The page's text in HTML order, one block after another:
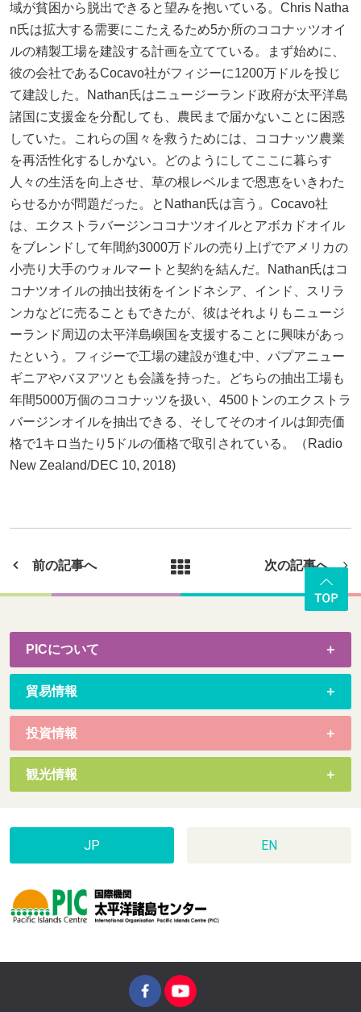
域が貧困から脱出できると望みを抱いている。Chris Natha
n氏は拡大する需要にこたえるため5か所のココナッツオイ
ルの精製工場を建設する計画を立てている。まず始めに、
彼の会社であるCocavo社がフィジーに1200万ドルを投じ
て建設した。Nathan氏はニュージーランド政府が太平洋島
諸国に支援金を分配しても、農民まで届かないことに困惑
していた。これらの国々を救うためには、ココナッツ農業
を再活性化するしかない。どのようにしてここに暮らす
人々の生活を向上させ、草の根レベルまで恩恵をいきわた
らせるかが問題だった。とNathan氏は言う。Cocavo社
は、エクストラバージンココナツオイルとアボカドオイル
をブレンドして年間約3000万ドルの売り上げでアメリカの
小売り大手のウォルマートと契約を結んだ。Nathan氏はコ
コナツオイルの抽出技術をインドネシア、インド、スリラ
ンカなどに売ることもできたが、彼はそれよりもニュージ
ーランド周辺の太平洋島嶼国を支援することに興味があっ
たという。フィジーで工場の建設が進む中、パプアニュー
ギニアやバヌアツとも会議を持った。どちらの抽出工場も
年間5000万個のココナッツを扱い、4500トンのエクストラ
バージンオイルを抽出できる、そしてそのオイルは卸売価
格で1キロ当たり5ドルの価格で取引されている。（Radio
New Zealand/DEC 10, 2018)
前の記事へ 次の記事へ
PICについて
貿易情報
投資情報
観光情報
JP EN